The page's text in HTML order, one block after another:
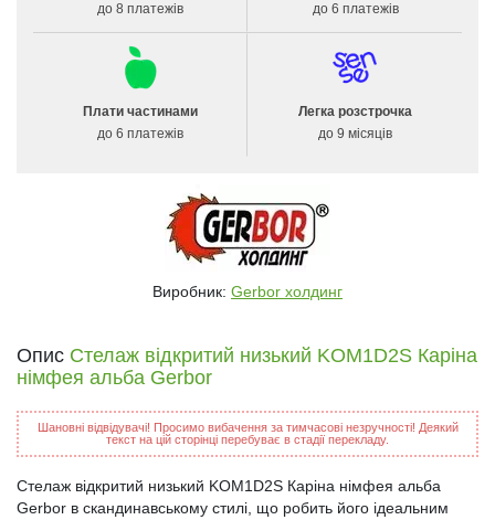
до 8 платежів
до 6 платежів
Плати частинами
до 6 платежів
Легка розстрочка
до 9 місяців
Виробник: Gerbor холдинг
Опис Стелаж відкритий низький KOM1D2S Каріна
німфея альба Gerbor
Шановні відвідувачі! Просимо вибачення за тимчасові незручності! Деякий
текст на цій сторінці перебуває в стадії перекладу.
Стелаж відкритий низький KOM1D2S Каріна німфея альба
Gerbor в скандинавському стилі, що робить його ідеальним